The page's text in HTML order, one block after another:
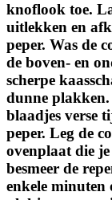
knoflook toe.
uitlekken en
peper. Was de
de boven- en
scherpe
dunne
blaadjes verse
peper. Leg de
ovenplaat die
besmeer de
enkele minuten